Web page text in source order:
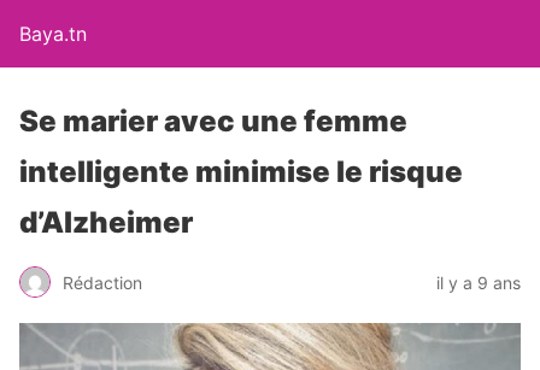
Baya.tn
Se marier avec une femme
intelligente minimise le risque
d’Alzheimer
Rédaction il y a 9 ans